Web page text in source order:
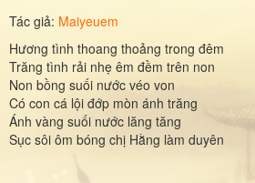
Tác giả: Maiyeuem
Hương tình thoang thoảng trong đêm
Trăng tình rải nhẹ êm đềm trên non
Non bồng suối nước véo von
Có con cá lội đớp mòn ánh trăng
Ánh vàng suối nước lăng tăng
Sục sôi ôm bóng chị Hằng làm duyên